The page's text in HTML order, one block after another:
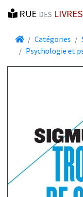
RUE DES LIVRES
AccueilCatégories
Psychologie et